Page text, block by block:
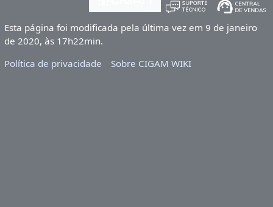
Esta página foi modificada pela última vez em 9 de janeiro
de 2020, às 17h22min.
Política de privacidade
Sobre CIGAM WIKI